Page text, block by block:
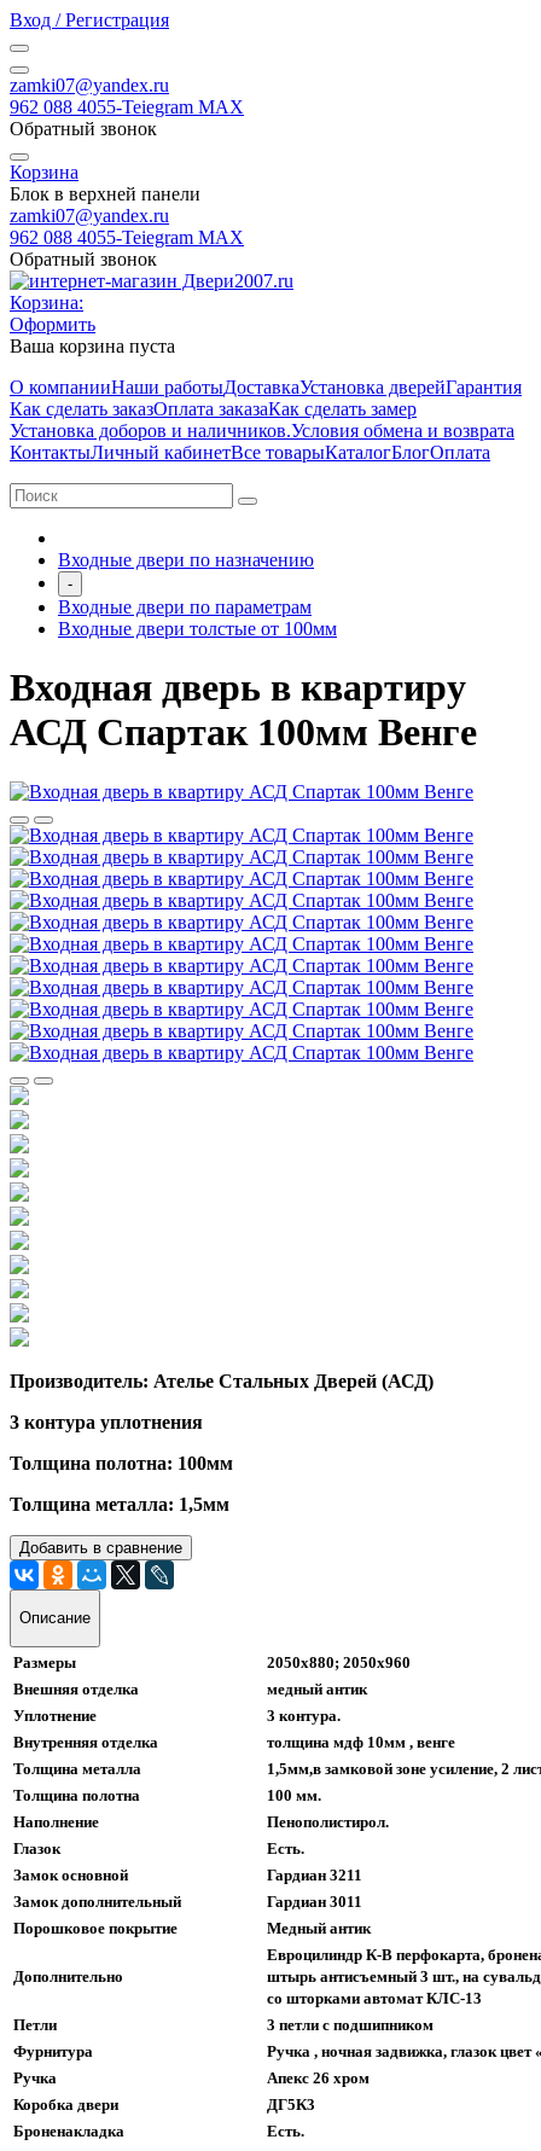
Вход / Регистрация
zamki07@yandex.ru
962 088 4055-Teiegram МАХ
Обратный звонок
Корзина
Блок в верхней панели
zamki07@yandex.ru
962 088 4055-Teiegram МАХ
Обратный звонок
Корзина:
Оформить
Ваша корзина пуста
О компанииНаши работыДоставкаУстановка дверейГарантия
Как сделать заказОплата заказаКак сделать замер
Установка доборов и наличников.Условия обмена и возврата
КонтактыЛичный кабинетВсе товарыКаталогБлогОплата
Входные двери по назначению
-
Входные двери по параметрам
Входные двери толстые от 100мм
Входная дверь в квартиру
АСД Спартак 100мм Венге
Производитель: Ателье Стальных Дверей (АСД)
3 контура уплотнения
Толщина полотна: 100мм
Толщина металла: 1,5мм
Добавить в сравнение
Описание
Размеры
2050х880; 2050х960
Внешняя отделка
медный антик
Уплотнение
3 контура.
Внутренняя отделка
толщина мдф 10мм , венге
Толщина металла
1,5мм,в замковой зоне усиление, 2
Толщина полотна
100 мм.
Наполнение
Пенополистирол.
Глазок
Есть.
Замок основной
Гардиан 3211
Замок дополнительный
Гардиан 3011
Порошковое покрытие
Медный антик
Дополнительно
Евроцилиндр К-В перфокарта,
штырь антисъемный 3 шт., на
со шторками автомат КЛС-13
Петли
3 петли с подшипником
Фурнитура
Ручка , ночная задвижка, глазок цвет
Ручка
Апекс 26 хром
Коробка двери
ДГ5К3
Броненакладка
Есть.